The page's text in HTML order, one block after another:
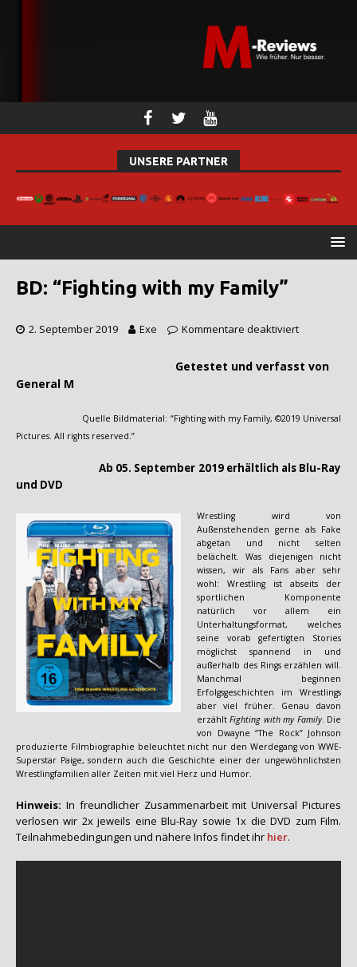
UNSERE PARTNER
BD: “Fighting with my Family”
2. September 2019 Exe Kommentare deaktiviert
Getestet und verfasst von
General M
Quelle Bildmaterial: “Fighting with my Family, ©2019 Universal
Pictures. All rights reserved.”
Ab 05. September 2019 erhältlich als Blu-Ray
und DVD
Wrestling wird von
Außenstehenden gerne als Fake
abgetan und nicht selten
belächelt. Was diejenigen nicht
wissen, wir als Fans aber sehr
wohl: Wrestling ist abseits der
sportlichen Komponente
natürlich vor allem ein
Unterhaltungsformat, welches
seine vorab gefertigten Stories
möglichst spannend in und
außerhalb des Rings erzählen will.
Manchmal beginnen
Erfolgsgeschichten im Wrestlings
aber viel früher. Genau davon
erzähltFighting with my Family. Die
von Dwayne “The Rock” Johnson
produzierte Filmbiographie beleuchtet nicht nur den Werdegang von WWE-
Superstar Paige, sondern auch die Geschichte einer der ungewöhnlichsten
Wrestlingfamilien aller Zeiten mit viel Herz und Humor.
Hinweis: In freundlicher Zusammenarbeit mit Universal Pictures
verlosen wir 2x jeweils eine Blu-Ray sowie 1x die DVD zum Film.
Teilnahmebedingungen und nähere Infos findet ihr hier.